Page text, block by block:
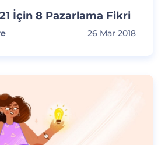
İçin 8 Pazarlama Fikri
26 Mar 2018